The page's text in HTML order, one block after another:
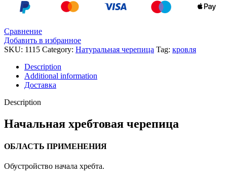
Сравнение
Добавить в избранное
SKU: 1115 Category: Натуральная черепица Tag: кровля
Description
Additional information
Доставка
Description
Начальная хребтовая черепица
ОБЛАСТЬ ПРИМЕНЕНИЯ
Обустройство начала хребта.